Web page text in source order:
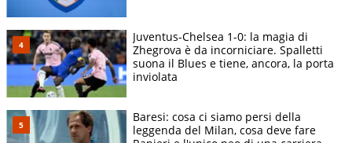
Juventus-Chelsea 1-0: la magia di
Zhegrova è da incorniciare. Spalletti
suona il Blues e tiene, ancora, la porta
inviolata
Baresi: cosa ci siamo persi della
leggenda del Milan, cosa deve fare